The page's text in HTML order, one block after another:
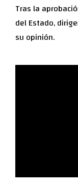
Tras la
del Estado,
su opinión.